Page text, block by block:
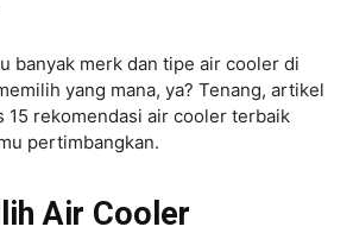
banyak merk dan tipe air cooler di
yang mana, ya? Tenang, artikel
15 rekomendasi air cooler terbaik
pertimbangkan.
Air Cooler